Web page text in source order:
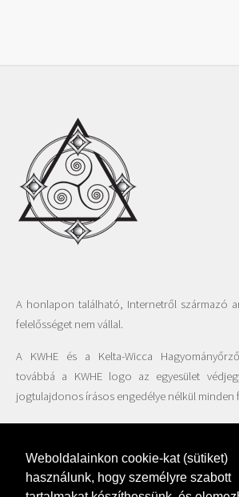
Weboldalainkon cookie-kat (sütiket)
használunk, hogy személyre szabott
A honlapon található, Internetről származó
felelősséget nem vállal.
A KWHE és a Kelta-Wicca
továbbá a KWHE logo az egyesület
jogtulajdonos írásos engedélye nélkül minden
A honlapon található fotók felhasználása